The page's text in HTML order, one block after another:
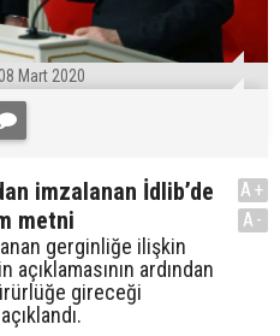
Mart 2020
imzalanan İdlib’de
metni
gerginliğe ilişkin
ardından
gireceği
A+
A-